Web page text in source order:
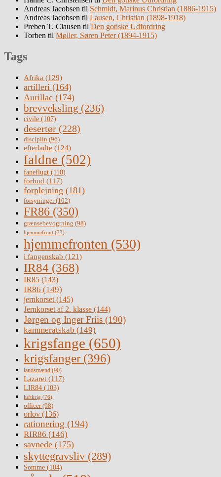
Andreas Jacobsen til Schmidt, Marinus Christian (1886-1915)
Andreas Jacobsen til Lausen, Christian (1898-1918)
Preben T. Clausen til Den gotiske Udfordring
Torben til Møller, Søren Peter (1894-1915)
Tags
Afrika (129)
artilleri (164)
Aurillac (174)
brevveksling (236)
civile (107)
desertør (228)
disciplin (96)
efterladte (124)
faldne (502)
faneflugt (110)
forbud (117)
forplejning (181)
forsyninger(102)
FR86 (350)
grænsebevogtning (98)
hjemmefront (73)
hjemmefronten (530)
i fangenskab (121)
IR84 (368)
IR85 (143)
IR86 (149)
jernkorset(145)
Jernkorset af 2. klasse (144)
Jørgen og Inger Friis (190)
kammeratskab (149)
krigsfange (650)
krigsfanger (396)
landsmænd (90)
Lazaret (117)
LIR84 (103)
luftkrig (76)
officer(98)
orlov (136)
rationering (194)
RIR86 (146)
savnede (175)
skyttegravsliv (289)
Somme (104)